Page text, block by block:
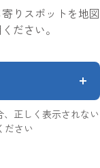
りスポットを地図
ださい。
正しく表示されない
ださい